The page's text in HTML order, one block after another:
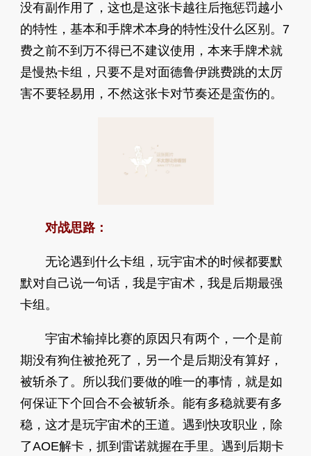
没有副作用了，这也是这张卡越往后拖惩罚越小
的特性，基本和手牌术本身的特性没什么区别。7
费之前不到万不得已不建议使用，本来手牌术就
是慢热卡组，只要不是对面德鲁伊跳费跳的太厉
害不要轻易用，不然这张卡对节奏还是蛮伤的。
对战思路：
无论遇到什么卡组，玩宇宙术的时候都要默
默对自己说一句话，我是宇宙术，我是后期最强
卡组。
宇宙术输掉比赛的原因只有两个，一个是前
期没有狗住被抢死了，另一个是后期没有算好，
被斩杀了。所以我们要做的唯一的事情，就是如
何保证下个回合不会被斩杀。能有多稳就要有多
稳，这才是玩宇宙术的王道。遇到快攻职业，除
了AOE解卡，抓到雷诺就握在手里。遇到后期卡